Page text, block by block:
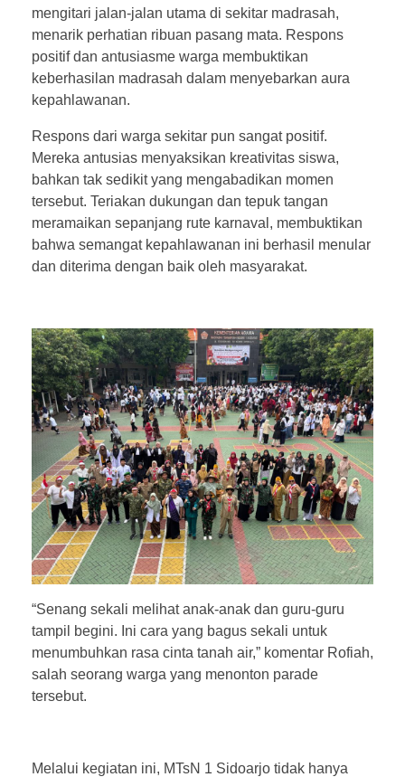
mengitari jalan-jalan utama di sekitar madrasah,
menarik perhatian ribuan pasang mata. Respons
positif dan antusiasme warga membuktikan
keberhasilan madrasah dalam menyebarkan aura
kepahlawanan.
Respons dari warga sekitar pun sangat positif.
Mereka antusias menyaksikan kreativitas siswa,
bahkan tak sedikit yang mengabadikan momen
tersebut. Teriakan dukungan dan tepuk tangan
meramaikan sepanjang rute karnaval, membuktikan
bahwa semangat kepahlawanan ini berhasil menular
dan diterima dengan baik oleh masyarakat.
“Senang sekali melihat anak-anak dan guru-guru
tampil begini. Ini cara yang bagus sekali untuk
menumbuhkan rasa cinta tanah air,” komentar Rofiah,
salah seorang warga yang menonton parade
tersebut.
Melalui kegiatan ini, MTsN 1 Sidoarjo tidak hanya